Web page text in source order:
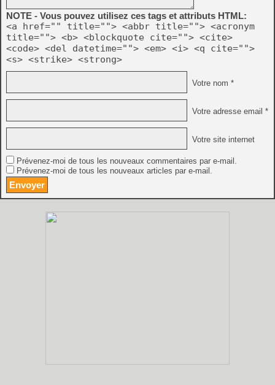
NOTE - Vous pouvez utilisez ces tags et attributs HTML:
<a href="" title=""> <abbr title=""> <acronym
title=""> <b> <blockquote cite=""> <cite>
<code> <del datetime=""> <em> <i> <q cite="">
<s> <strike> <strong>
Votre nom *
Votre adresse email *
Votre site internet
Prévenez-moi de tous les nouveaux commentaires par e-mail.
Prévenez-moi de tous les nouveaux articles par e-mail.